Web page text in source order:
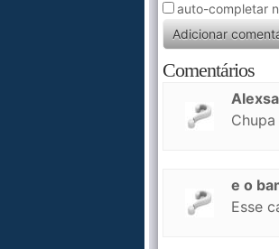
auto-completar
Comentários
e o
Esse